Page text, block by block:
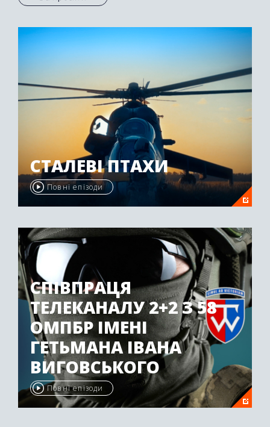
Осетії був нагороджений другою премією
СТАЛЕВІ ПТАХИ
Повні епізоди
СПІВПРАЦЯ
ТЕЛЕКАНАЛУ 2+2 З 58
ОМПБР ІМЕНІ
ГЕТЬМАНА ІВАНА
ВИГОВСЬКОГО
Повні епізоди